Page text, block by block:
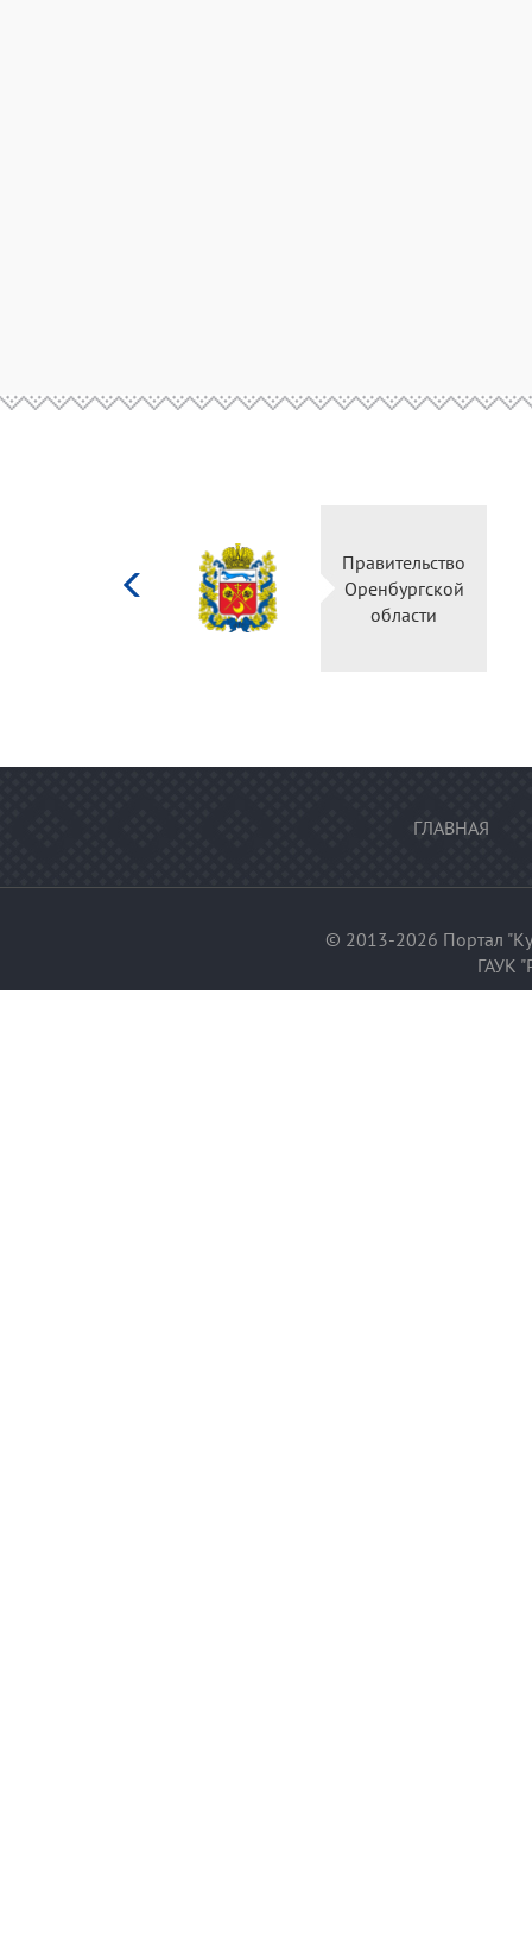
культуры
Российской
Правительство
Оренбургской
области
ГЛАВНАЯ
© 2013-2026 Портал
ГАУК